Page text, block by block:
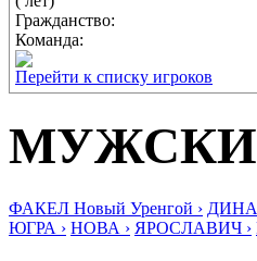
Гражданство:
Команда:
Перейти к списку игроков
ФАКЕЛ Новый Уренгой ›
ЮГРА › НОВА › ЯРОСЛАВИЧ ›